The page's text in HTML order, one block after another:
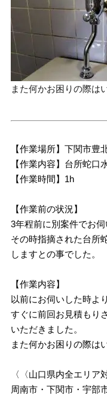
また何かお困りの際は
【作業場所】下関市豊
【作業内容】台所蛇口
【作業時間】1h
【作業前の状況】
3年程前に別案件でお
その時指摘された台所
しますとの事でした。
【作業内容】
以前にお伺いした時よ
すぐに前回お見積もり
いただきました。
また何かお困りの際は
〈〈山口県内全エリア
周南市・下関市・宇部